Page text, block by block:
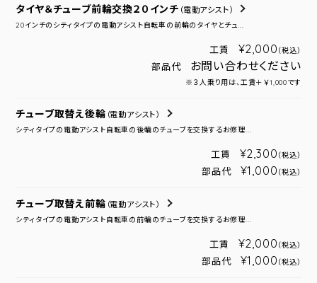
タイヤ＆チューブ前輪交換２０インチ （電動アシスト）
20インチのシティタイプの電動アシスト自転車の前輪のタイヤとチュ...
工賃 ¥2,000 （税込）
部品代 お問い合わせください
※３人乗り用は、工賃＋￥1,000です
チューブ取替え後輪 （電動アシスト）
シティタイプの電動アシスト自転車の後輪のチューブを交換するお修理...
工賃 ¥2,300 （税込）
部品代 ¥1,000 （税込）
チューブ取替え前輪 （電動アシスト）
シティタイプの電動アシスト自転車の前輪のチューブを交換するお修理...
工賃 ¥2,000 （税込）
部品代 ¥1,000 （税込）